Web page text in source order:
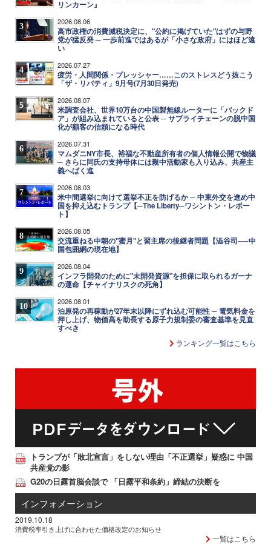
リンカーン』
3 2026.08.06
高市政権の消費減税決定に、"公約に掲げていた"はずの与野
党が猛反発 ─ 一歩前進ではあるが「小さな政府」にはほど遠
い
4 2026.07.27
疲労・人間関係・プレッシャー……このストレスどう抜こう
「ザ・リバティ」9月号(7月30日発売)
5 2026.08.07
米調査会社、世界10万台の中国製無線ルーターに「バックド
ア」が組み込まれていると公表 ─ サプライチェーンの脱中国
化が顧客の信頼になる時代
6 2026.07.31
マムダニNY市長、裕福な不動産所有者の個人情報公開で物議
─ さらに同氏の支持母体には親中活動家も入り込み、共産主
義へばく進
7 2026.08.03
米中間選挙に向けて選挙不正を防げるか ─ 中東外交を進め中
国を抑え込むトランプ【─The Liberty─ワシントン・レポー
ト】
8 2026.08.05
交流重ねる中朝の"蜜月"と習主席の後継者問題【澁谷司──中
国包囲網の現在地】
9 2026.08.04
インフラ開発のために"未開発資源"を担保に取られるガーナ
の運命【チャイナリスクの死角】
10 2026.08.01
泊原発の再稼動が27年末以降にずれ込む可能性 ─ 電気料金を
押し上げ、物価高を助長する原子力規制委の審査基準を見直
すべき
ランキング一覧はこちら
トランプが「敗北宣言」をしない理由「不正選挙」疑惑に 中国
共産党の影
G20の日露首脳会談で 「日露平和条約」締結の決断を
インフォメーション
2019.10.18
消費税率引き上げに合わせた価格改定のお知らせ
一覧はこちら